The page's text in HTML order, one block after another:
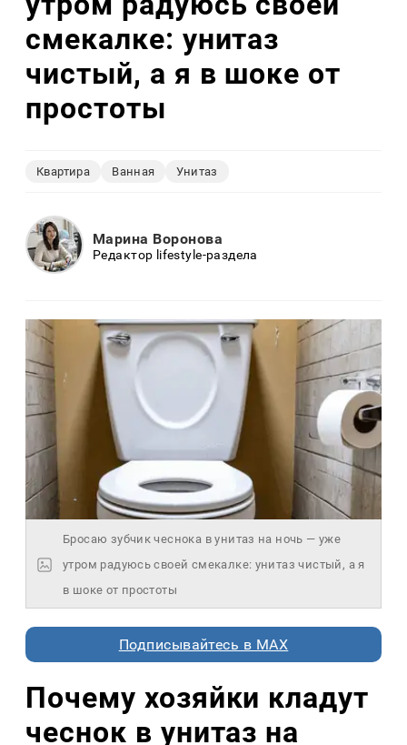
смекалке: унитаз
чистый, а я в шоке от
простоты
Квартира Ванная Унитаз
Марина Воронова
Редактор lifestyle-раздела
Бросаю зубчик чеснока в унитаз на ночь — уже
утром радуюсь своей смекалке: унитаз чистый, а я
в шоке от простоты
Подписывайтесь в MAX
Почему хозяйки кладут
чеснок в унитаз на